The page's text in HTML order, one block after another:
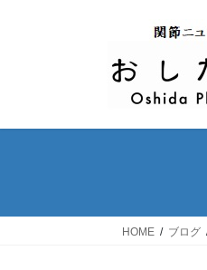
HOME ブログ